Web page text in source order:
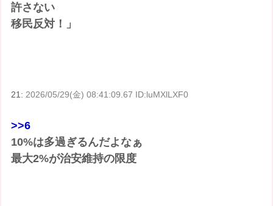
許さない
移民反対！」
21: 2026/05/29(金) 08:41:09.67 ID:luMXlLXF0
>>6
10%は多過ぎるんだよなぁ
最大2%が治安維持の限度